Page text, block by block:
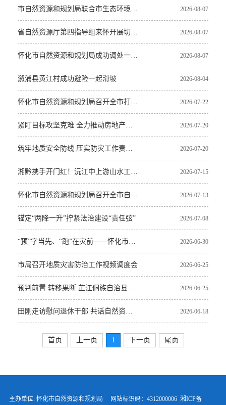
市自然资源和规划局联合市生态环境局等四部门开展溶洞天坑“回头看”市级核查 2026-08-07
省自然资源厅第四指导组来怀开展切坡建房治理验收指导及专题培训会 2026-08-07
怀化市自然资源和规划局成功调处一起跨县林权纠纷 2026-08-07
溆浦县黄江村成功避险一起滑坡 2026-08-04
怀化市自然资源和规划局召开全市打击非法采矿工作推进会议 2026-07-22
紧盯目标攻坚克难 全力推动房地产处遗工作提质增效 2026-07-20
筑牢地质安全防线 压实防灾工作责任——怀化市自然资源和规划局召开全市地质灾害防治工作部署会 2026-07-20
湘黔携手开门红！沅江中上游山水工程成功入选国家“十五五”首批山水工程名单 2026-07-15
怀化市自然资源和规划局召开全市自然资源和规划系统第三季度安全生产工作例会 2026-07-13
锚定“两降一升”拧紧法治建设“责任弦” 2026-07-08
“预”字当先、“跑”在灾前——怀化市成功避险15起地质灾害 2026-06-30
市局召开地质灾害防治工作视频调度会 2026-06-25
预判前置 转移果断 芷江侗族自治县碧涌镇成功避险两起山体滑坡灾害 2026-06-25
田刚走访慰问退休干部 共话自然资源和规划事业高质量发展新篇 2026-06-18
首页 上一页 1 下一页 尾页
主办单位: 怀化市自然资源和规划局 网站标识码：4312000006湘ICP备